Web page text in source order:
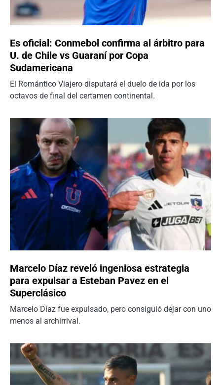
Es oficial: Conmebol confirma al árbitro para
U. de Chile vs Guaraní por Copa
Sudamericana
El Romántico Viajero disputará el duelo de ida por los
octavos de final del certamen continental.
Marcelo Díaz reveló ingeniosa estrategia
para expulsar a Esteban Pavez en el
Superclásico
Marcelo Díaz fue expulsado, pero consiguió dejar con uno
menos al archirrival.